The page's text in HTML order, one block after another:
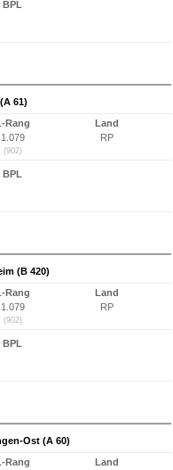
BPL
61)
Rang
1.079
(902)
Land
RP
BPL
(B 420)
Rang
1.079
(902)
Land
RP
BPL
Ost (A 60)
Rang
Land